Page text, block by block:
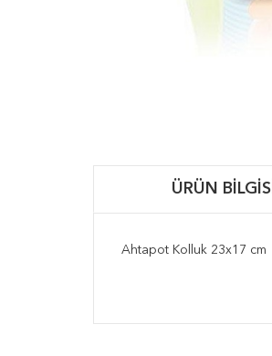
ÜRÜN BILGISI
Ahtapot Kolluk 23x17 cm